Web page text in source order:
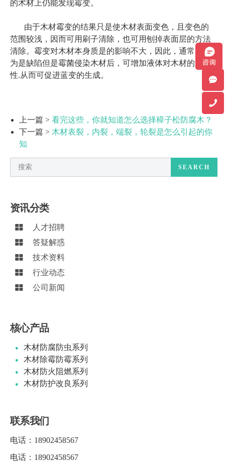
的术材上仍能发现霉变。
由于木材霉变的结果只是使木材表面变色，且变色的
范围较浅，因而可用刷子清除，也可用刨掉表面层的方法
清除。霉变对木材本身质是的影响不大，因此，通常不认
为是缺陷但是霉菌侵染木材后，可增加液体对木材的渗透
性.从而可促进蓝变的生成。
上一篇 > 看完这些，你就知道怎么选择樟子松防腐木？
下一篇 > 木材表裂，内裂，端裂，轮裂是怎么引起的你
知
SEARCH
资讯分类
人才招聘
答疑解惑
技术资料
行业动态
公司新闻
核心产品
木材防腐防虫系列
木材除霉防霉系列
木材防火阻燃系列
木材防护改良系列
联系我们
电话： 18902458567
电话： 18902458567